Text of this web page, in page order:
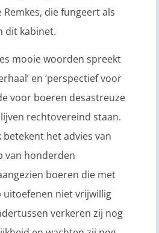
die fungeert als
dit kabinet.
mooie woorden spreekt
en ‘perspectief voor
voor boeren desastreuze
rechtovereind staan.
het advies van
van honderden
boeren die met
uitoefenen niet vrijwillig
verkeren zij nog